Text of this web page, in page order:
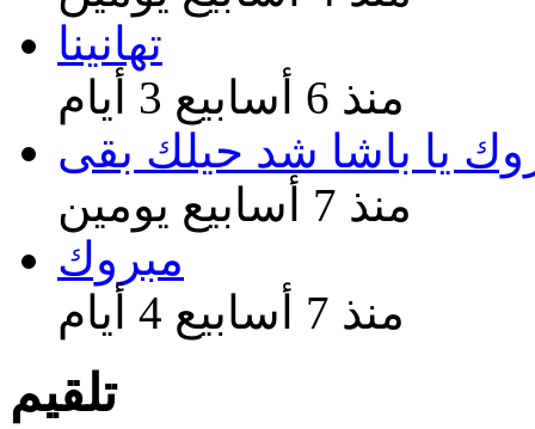
تهانينا
منذ 6 أسابيع 3 أيام
يا باشا شد حيلك بقى
منذ 7 أسابيع يومين
مبروك
منذ 7 أسابيع 4 أيام
تلقيم